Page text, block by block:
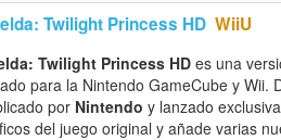
Twilight Princess HD WiiU
Twilight Princess HD es una
para la Nintendo GameCube y Wii.
por Nintendo y lanzado
del juego original y añade varias